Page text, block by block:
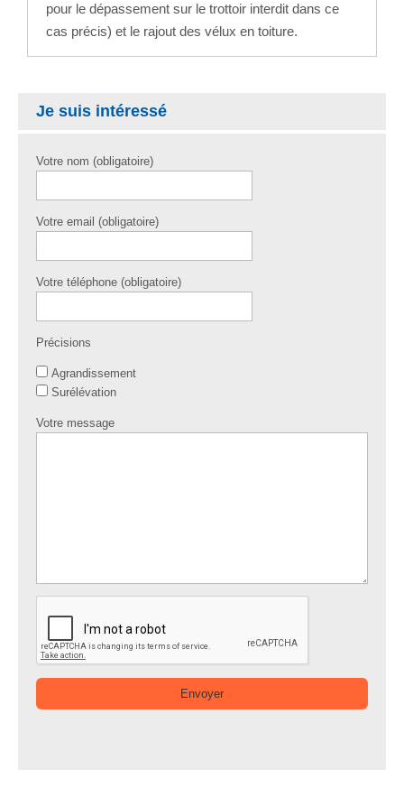
pour le dépassement sur le trottoir interdit dans ce
cas précis) et le rajout des vélux en toiture.
Je suis intéressé
Votre nom (obligatoire)
Votre email (obligatoire)
Votre téléphone (obligatoire)
Précisions
Agrandissement
Surélévation
Votre message